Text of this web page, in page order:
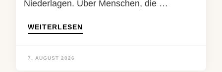
Niederlagen. Über Menschen, die …
WEITERLESEN
7. AUGUST 2026